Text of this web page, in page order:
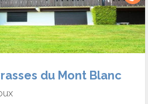
du Mont Blanc